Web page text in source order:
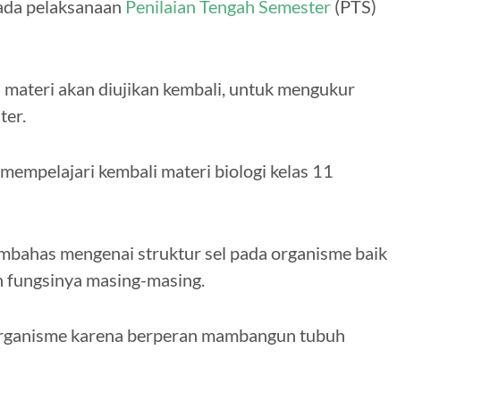
pelaksanaan Penilaian Tengah Semester (PTS)
akan diujikan kembali, untuk mengukur
kembali materi biologi kelas 11
mengenai struktur sel pada organisme baik
masing-masing.
karena berperan mambangun tubuh